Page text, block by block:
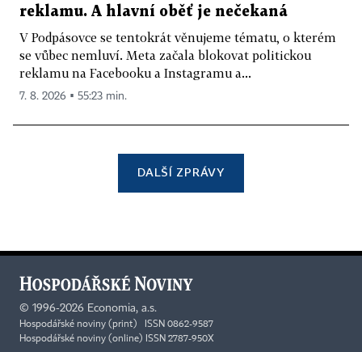
reklamu. A hlavní oběť je nečekaná
V Podpásovce se tentokrát věnujeme tématu, o kterém
se vůbec nemluví. Meta začala blokovat politickou
reklamu na Facebooku a Instagramu a...
7. 8. 2026 ▪ 55:23 min.
DALŠÍ ZPRÁVY
© 1996-2026 Economia, a.s.
Hospodářské noviny (print) ISSN 0862-9587
Hospodářské noviny (online) ISSN 2787-950X